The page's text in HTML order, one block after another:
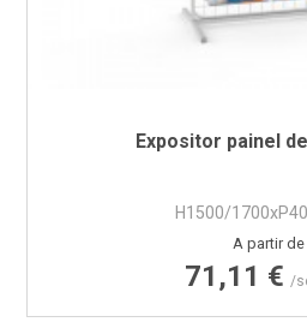
Expositor painel
H1500/
Preço
A partir de
71,11 € /